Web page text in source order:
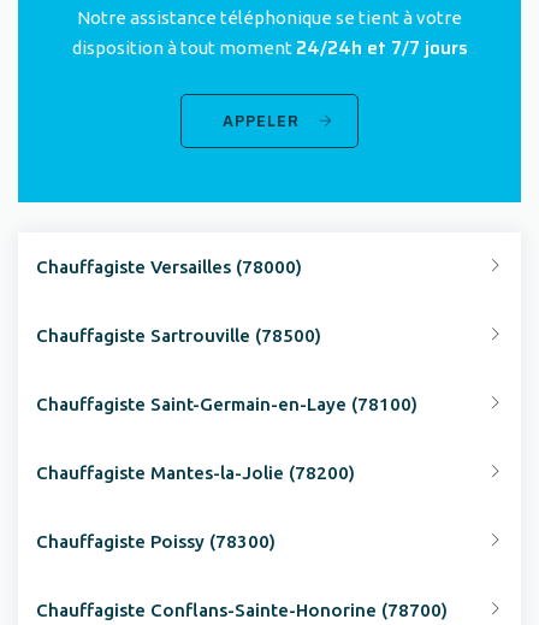
Notre assistance téléphonique se tient à votre
disposition à tout moment 24/24h et 7/7 jours
APPELER
Chauffagiste Versailles (78000)
Chauffagiste Sartrouville (78500)
Chauffagiste Saint-Germain-en-Laye (78100)
Chauffagiste Mantes-la-Jolie (78200)
Chauffagiste Poissy (78300)
Chauffagiste Conflans-Sainte-Honorine (78700)